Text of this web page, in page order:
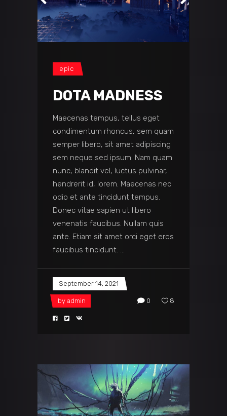
epic
DOTA MADNESS
Maecenas tempus, tellus eget
condimentum rhoncus, sem quam
semper libero, sit amet adipiscing
sem neque sed ipsum. Nam quam
nunc, blandit vel, luctus pulvinar,
hendrerit id, lorem. Maecenas nec
odio et ante tincidunt tempus.
Donec vitae sapien ut libero
venenatis faucibus. Nullam quis
ante. Etiam sit amet orci eget eros
faucibus tincidunt.
September 14, 2021
by admin 0 8